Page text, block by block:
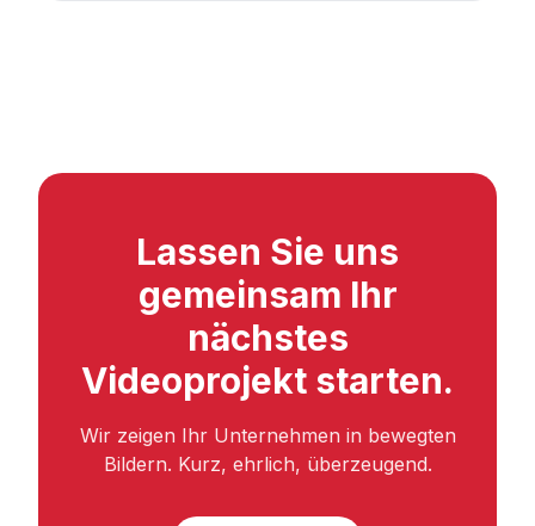
Lassen Sie uns
gemeinsam Ihr
nächstes
Videoprojekt starten.
Wir zeigen Ihr Unternehmen in bewegten
Bildern. Kurz, ehrlich, überzeugend.